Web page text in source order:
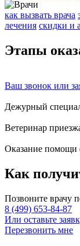
как вызвать врача
лечения скидки и
Этапы
Ваш звонок или
Дежурный
Ветеринар
Оказание помощи
Как
Позвоните врачу
8 (499) 653-84-87
Или оставьте
Перезвонить мне